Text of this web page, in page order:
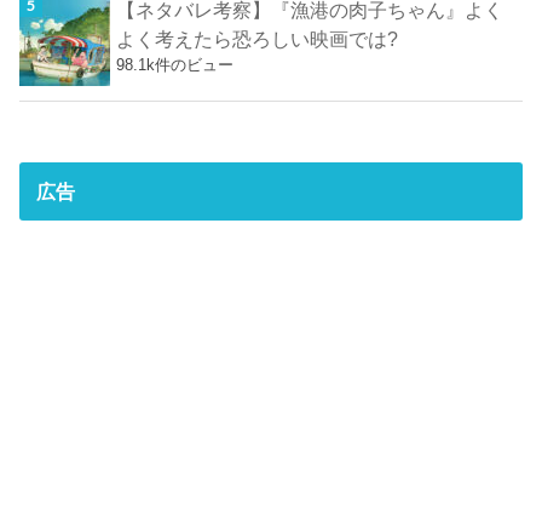
【ネタバレ考察】『漁港の肉子ちゃん』よく
よく考えたら恐ろしい映画では?
98.1k件のビュー
広告